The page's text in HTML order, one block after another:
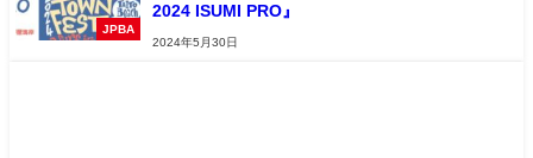
JPBA
2024 ISUMI PRO』
2024年5月30日